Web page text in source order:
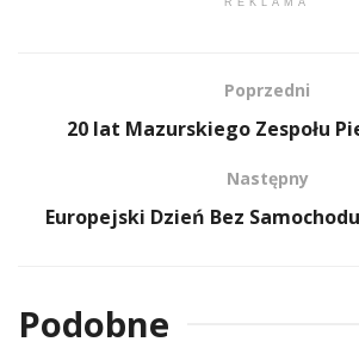
Poprzedni
20 lat Mazurskiego Zespołu
Następny
Europejski Dzień Bez
Podobne